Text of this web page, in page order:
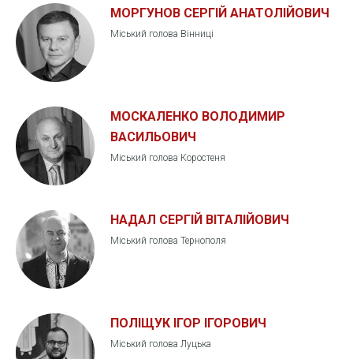
МОРГУНОВ СЕРГІЙ АНАТОЛІЙОВИЧ
Міський голова Вінниці
МОСКАЛЕНКО ВОЛОДИМИР
ВАСИЛЬОВИЧ
Міський голова Коростеня
НАДАЛ СЕРГІЙ ВІТАЛІЙОВИЧ
Міський голова Тернополя
ПОЛІЩУК ІГОР ІГОРОВИЧ
Міський голова Луцька